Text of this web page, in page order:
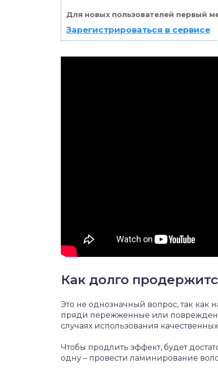
Для новых пользователей первый
Зарегистрироваться в сервисе
Как долго
Это не однозначный вопрос, так как
пряди пережженные или
случаях использования
Чтобы продлить эффект, будет
одну – провести ламинирование